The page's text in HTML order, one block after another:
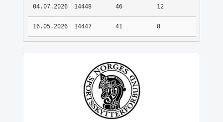
04.07.2026 14448 46 12
16.05.2026 14447 41 8